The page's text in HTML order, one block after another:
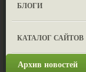
БЛОГИ
КАТАЛОГ САЙТОВ
Архив новостей